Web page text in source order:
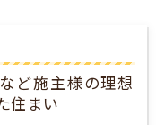
ど施主様の理想
住まい